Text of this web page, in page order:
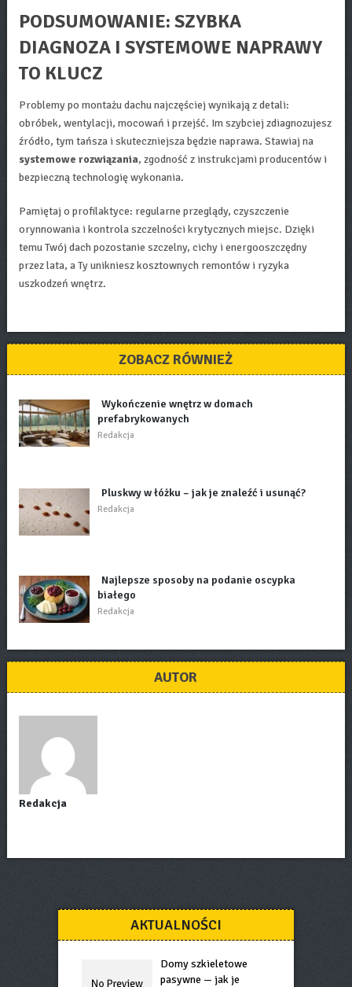
PODSUMOWANIE: SZYBKA
DIAGNOZA I SYSTEMOWE NAPRAWY
TO KLUCZ
Problemy po montażu dachu najczęściej wynikają z detali:
obróbek, wentylacji, mocowań i przejść. Im szybciej zdiagnozujesz
źródło, tym tańsza i skuteczniejsza będzie naprawa. Stawiaj na
systemowe rozwiązania, zgodność z instrukcjami producentów i
bezpieczną technologię wykonania.
Pamiętaj o profilaktyce: regularne przeglądy, czyszczenie
orynnowania i kontrola szczelności krytycznych miejsc. Dzięki
temu Twój dach pozostanie szczelny, cichy i energooszczędny
przez lata, a Ty unikniesz kosztownych remontów i ryzyka
uszkodzeń wnętrz.
ZOBACZ RÓWNIEŻ
Wykończenie wnętrz w domach
prefabrykowanych
Redakcja
Pluskwy w łóżku – jak je znaleźć i usunąć?
Redakcja
Najlepsze sposoby na podanie oscypka
białego
Redakcja
AUTOR
Redakcja
AKTUALNOŚCI
Domy szkieletowe
pasywne — jak je